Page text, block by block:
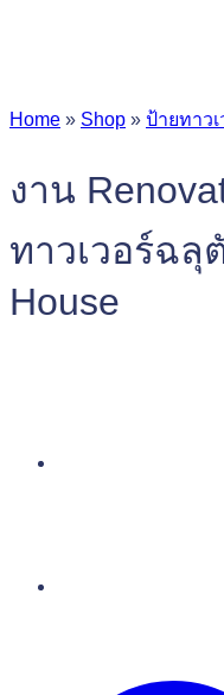
Home » Shop » ป้ายทาวเ
งาน
ทาวเวอร์ฉลุ
House